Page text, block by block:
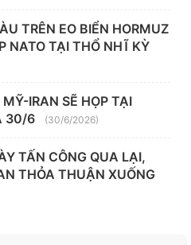
TRÊN EO BIỂN HORMUZ
NATO TẠI THỔ NHĨ KỲ
IRAN SẼ HỌP TẠI
30/6
(30/6/2026)
TẤN CÔNG QUA LẠI,
THỎA THUẬN XUỐNG